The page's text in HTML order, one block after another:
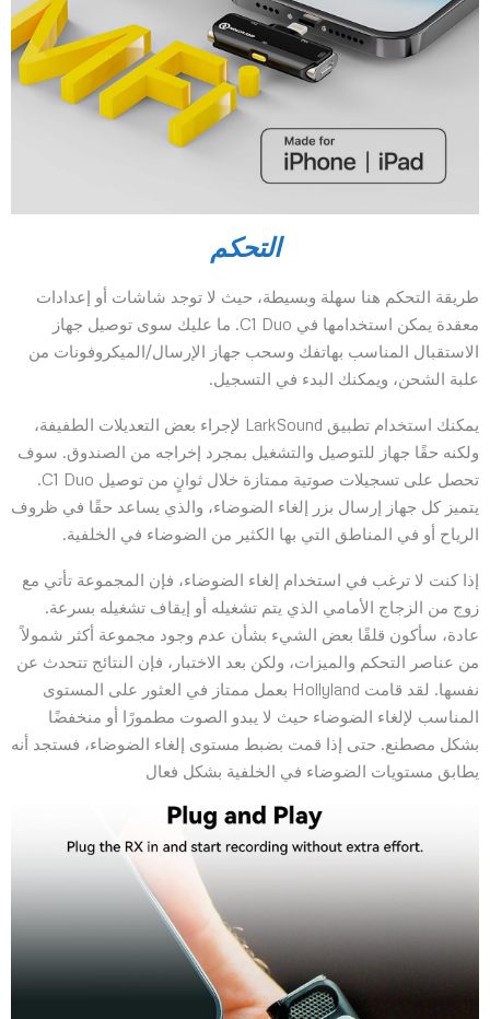
التحكم
طريقة التحكم هنا سهلة وبسيطة، حيث لا توجد شاشات أو إعدادات
معقدة يمكن استخدامها في C1 Duo. ما عليك سوى توصيل جهاز
الاستقبال المناسب بهاتفك وسحب جهاز الإرسال/الميكروفونات من
علبة الشحن، ويمكنك البدء في التسجيل.
يمكنك استخدام تطبيق LarkSound لإجراء بعض التعديلات الطفيفة،
ولكنه حقًا جهاز للتوصيل والتشغيل بمجرد إخراجه من الصندوق. سوف
تحصل على تسجيلات صوتية ممتازة خلال ثوانٍ من توصيل C1 Duo.
يتميز كل جهاز إرسال بزر إلغاء الضوضاء، والذي يساعد حقًا في ظروف
الرياح أو في المناطق التي بها الكثير من الضوضاء في الخلفية.
إذا كنت لا ترغب في استخدام إلغاء الضوضاء، فإن المجموعة تأتي مع
زوج من الزجاج الأمامي الذي يتم تشغيله أو إيقاف تشغيله بسرعة.
عادة، سأكون قلقًا بعض الشيء بشأن عدم وجود مجموعة أكثر شمولاً
من عناصر التحكم والميزات، ولكن بعد الاختبار، فإن النتائج تتحدث عن
نفسها. لقد قامت Hollyland بعمل ممتاز في العثور على المستوى
المناسب لإلغاء الضوضاء حيث لا يبدو الصوت مطمورًا أو منخفضًا
بشكل مصطنع. حتى إذا قمت بضبط مستوى إلغاء الضوضاء، فستجد أنه
يطابق مستويات الضوضاء في الخلفية بشكل فعال